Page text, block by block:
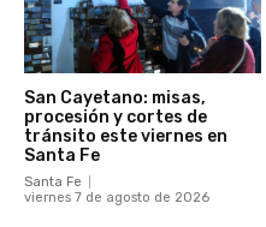
San Cayetano: misas,
procesión y cortes de
tránsito este viernes en
Santa Fe
Santa Fe
viernes 7 de agosto de 2026